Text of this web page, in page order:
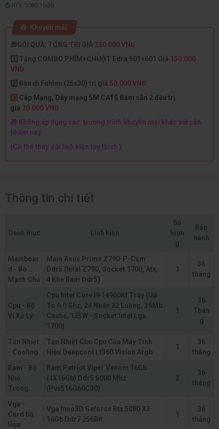
RTX 5080 16GB
Khuyến mãi:
🎁GÓI QUÀ: TỔNG TRỊ GIÁ 220.000 VNĐ
1️⃣ Tặng COMBO PHÍM+CHUỘT Edra 501+601 Giá 150.000
VNĐ
2️⃣ Bàn di Fuhlen (25x30) trị giá 50.000 VNĐ
3️⃣ Cáp Mạng, Dây mạng 5M CAT5 Bấm sẵn 2 đầu trị
giá 20.000 VNĐ
🎁 Không áp dụng các trương trình khuyến mại khác với sản
phẩm này
(Có thể thay đổi linh kiện tùy thích )
Thông tin chi tiết
Danh mục Linh kiện
Số
lượn
g
Bảo
hành
Mainboar
d - Bo
Mạch Chủ
Main Asus Prime Z790-P-Csm
Ddr5 (Intel Z790, Socket 1700, Atx,
4 Khe Ram Ddr5)
1
36
tháng
Cpu - Bộ
Vi Xử Lý
Cpu Intel Core I9 14900Kf Tray (Up
To 6.0 Ghz, 24 Nhân 32 Luồng, 36Mb
Cache, 125W - Socket Intel Lga
1700)
1
36
Thán
g
Tản Nhiệt
- Cooling
Tản Nhiệt Cho Cpu Của Máy Tính
Hiệu Deepcool Lt360 Vision Argb
1
36
tháng
Ram - Bộ
Nhớ
Trong
Ram Patriot Viper Venom 16Gb
(1X16Gb) Ddr5 6000 Mhz
(Pvv516G60C30)
2
36
tháng
Vga -
Card Đồ
Họa
Vga Inno3D Geforce Rtx 5080 X3
16Gb Ddr7 256Bit
1
36
tháng